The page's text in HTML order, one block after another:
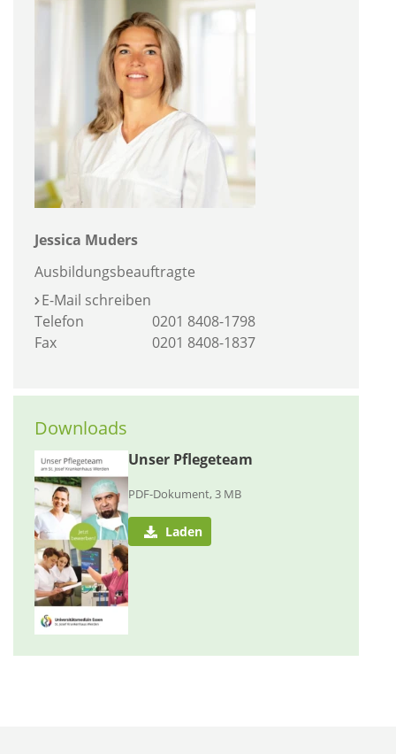
Jessica Muders
Ausbildungsbeauftragte
E-Mail schreiben
Telefon
0201 8408-1798
Fax
0201 8408-1837
Downloads
Unser Pflegeteam
PDF-Dokument, 3 MB
Laden